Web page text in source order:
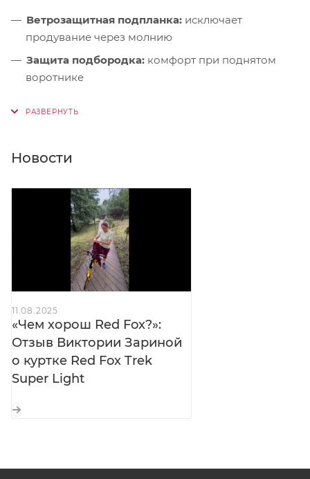
Ветрозащитная подпланка: исключает
продувание через молнию
Защита подбородка: комфорт при поднятом
воротнике
плотное прилегание без кулисок
наклоне и на велосипеде
беге и управлении рулём
Петли для больших пальцев:
и защита кистей
Светоотражающие элементы:
тёмное время суток
нагрудный карман
Новости
11.08.2025
«Чем хорош Red Fox?»:
Отзыв Виктории Зариной
о куртке Red Fox Trek
Super Light